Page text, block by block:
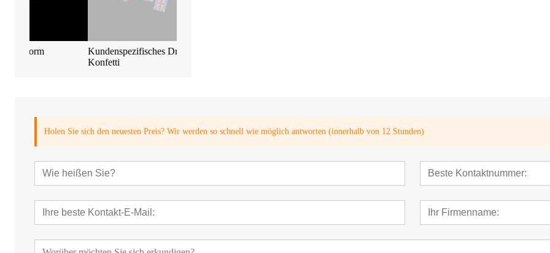
Kundenspezifisches Druckpapier
Holen Sie sich den neuesten Preis? Wir werden so schnell wie möglich antworten (innerhalb von 12 Stunden)